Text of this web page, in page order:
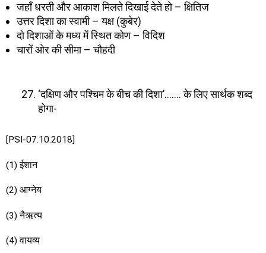
जहाँ धरती और आकाश मिलते दिखाई देते हो – क्षितिज
उत्तर दिशा का स्वामी – यक्ष (कुबेर)
दो दिशाओं के मध्य में स्थित कोण – विदिश
चारों ओर की सीमा – चौहदी
‘दक्षिण और पश्चिम के बीच की दिशा’……. के लिए सार्थक शब्द
होगा-
[PSI-07.10.2018]
(1) ईशान
(2) आग्नेय
(3) नैऋत्य
(4) वायव्य